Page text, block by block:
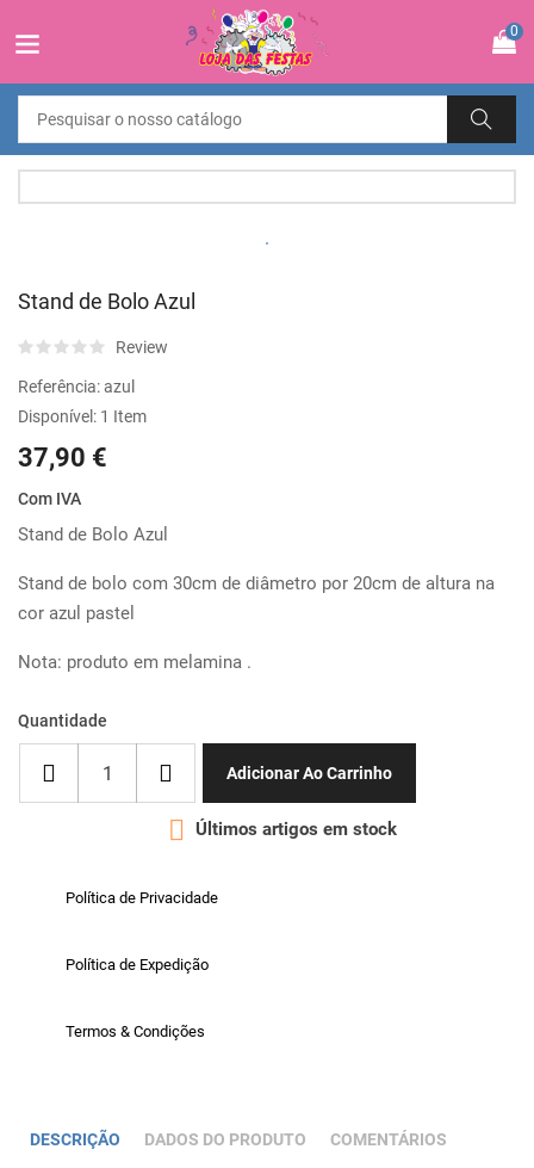
0
Stand de Bolo Azul
Review
Referência:azul
Disponível: 1 Item
37,90 €
Com IVA
Stand de Bolo Azul
Stand de bolo com 30cm de diâmetro por 20cm de altura na
cor azul pastel
Nota: produto em melamina .
Quantidade
Adicionar Ao Carrinho
 Últimos artigos em stock
Política de Privacidade
Política de Expedição
Termos & Condições
DESCRIÇÃO DADOS DO PRODUTO COMENTÁRIOS